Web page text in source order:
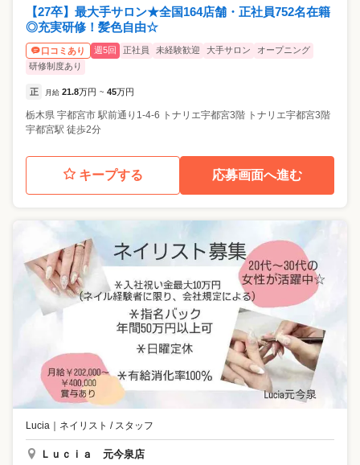
【27卒】最大手サロン★全国164店舗・正社員752名在籍
◎充実研修！髪色自由☆
口コミあり 週5回 正社員 未経験歓迎 大手サロン
オープニング
研修制度あり
正 月給 21.8万円 ~ 45万円
栃木県 宇都宮市 駅前通り1-4-6 トナリエ宇都宮3階 トナリエ宇都宮3階
宇都宮駅 徒歩2分
キープする 応募画面へ進む
Lucia ネイリスト / スタッフ
Ｌｕｃｉａ 元今泉店